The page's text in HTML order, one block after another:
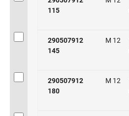
115
290507912
145
M 12
290507912
180
M 12